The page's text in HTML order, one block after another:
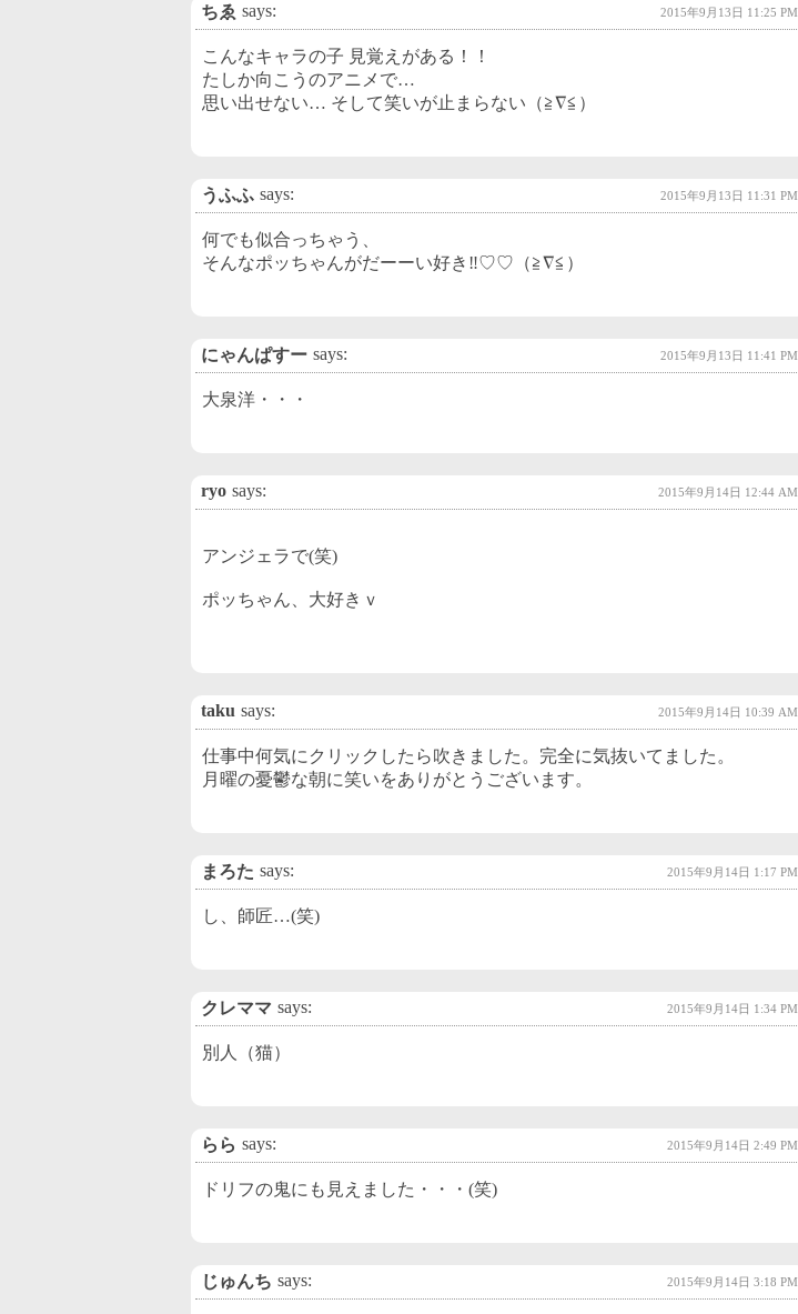
ちゑ says: 2015年9月13日 11:25 PM
こんなキャラの子 見覚えがある！！
たしか向こうのアニメで…
思い出せない… そして笑いが止まらない（≧∇≦）
うふふ says: 2015年9月13日 11:31 PM
何でも似合っちゃう、
そんなポッちゃんがだーーい好き‼︎♡♡（≧∇≦）
にゃんぱすー says: 2015年9月13日 11:41 PM
大泉洋・・・
ryo says: 2015年9月14日 12:44 AM
アンジェラで(笑)
ポッちゃん、大好きｖ
taku says: 2015年9月14日 10:39 AM
仕事中何気にクリックしたら吹きました。完全に気抜いてました。
月曜の憂鬱な朝に笑いをありがとうございます。
まろた says: 2015年9月14日 1:17 PM
し、師匠…(笑)
クレママ says: 2015年9月14日 1:34 PM
別人（猫）
らら says: 2015年9月14日 2:49 PM
ドリフの鬼にも見えました・・・(笑)
じゅんち says: 2015年9月14日 3:18 PM